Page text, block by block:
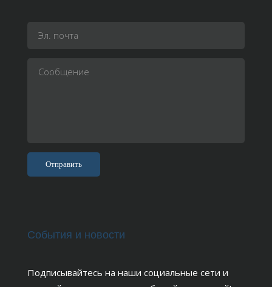
События и новости
Подписывайтесь на наши социальные сети и